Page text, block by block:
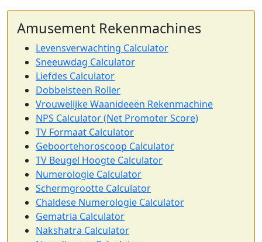
Amusement Rekenmachines
Levensverwachting Calculator
Sneeuwdag Calculator
Liefdes Calculator
Dobbelsteen Roller
Vrouwelijke Waanideeën Rekenmachine
NPS Calculator (Net Promoter Score)
TV Formaat Calculator
Geboortehoroscoop Calculator
TV Beugel Hoogte Calculator
Numerologie Calculator
Schermgrootte Calculator
Chaldese Numerologie Calculator
Gematria Calculator
Nakshatra Calculator